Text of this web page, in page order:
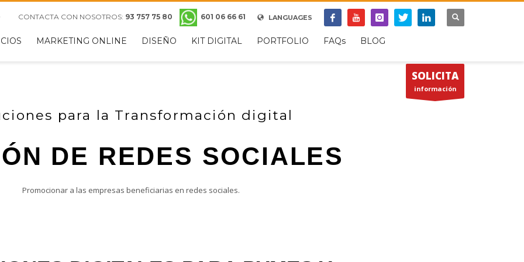
JUEVES VIERNES
SOPORTE REMOTO
CONTACTA CON NOSOTROS: 93 757 75 80 601 06 66 61 LANGUAGES
MARKETING ONLINE DISEÑO KIT DIGITAL PORTFOLIO FAQs
BLOG
SOLICITA
información
para la Transformación digital
DE REDES SOCIALES
Promocionar a las empresas beneficiarias en redes sociales.